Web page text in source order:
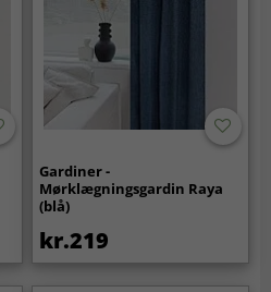
Gardiner -
Mørklægningsgardin Raya
(blå)
kr.219